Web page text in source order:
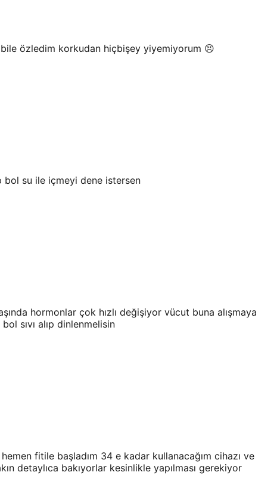
özledim korkudan hiçbişey yiyemiyorum 😣
bol su ile içmeyi dene istersen
hormonlar çok hızlı değişiyor vücut buna alışmaya
sıvı alıp dinlenmelisin
fitile başladım 34 e kadar kullanacağım cihazı ve
detaylıca bakıyorlar kesinlikle yapılması gerekiyor